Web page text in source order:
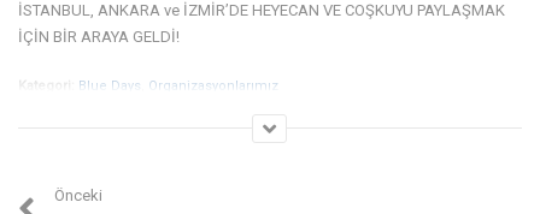
İSTANBUL, ANKARA ve İZMİR’DE HEYECAN VE COŞKUYU PAYLAŞMAK
İÇİN BİR ARAYA GELDİ!
Kategori: Blue Days Organizasyonlarımız
Önceki